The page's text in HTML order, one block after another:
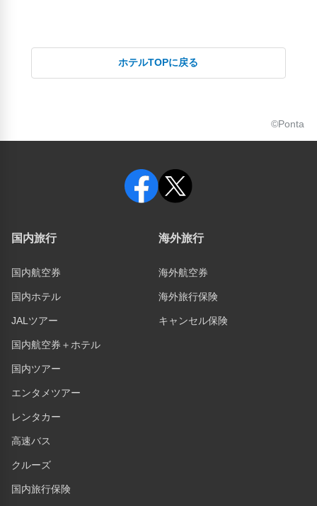
ホテルTOPに戻る
©Ponta
国内旅行
国内航空券
国内ホテル
JALツアー
国内航空券＋ホテル
国内ツアー
エンタメツアー
レンタカー
高速バス
クルーズ
国内旅行保険
海外旅行
海外航空券
海外旅行保険
キャンセル保険